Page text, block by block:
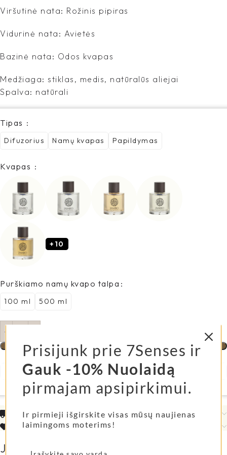
Viršutinė nata: Rožinis pipiras
Vidurinė nata: Avietės
Bazinė nata: Odos kvapas
Medžiaga: stiklas, medis, natūralūs aliejai
Spalva: natūrali
Tipas
Difuzorius Namų kvapas Papildymas
Kvapas
+10
Purškiamo namų kvapo talpa
100 ml 500 ml
Į Krepšelį
Pristatymo informacija
Mūsų mylimų klienčių atsiliepimai
Jums taip pat gali patikti...
Prisijunk prie 7Senses ir
Gauk -10% Nuolaidą
pirmajam apsipirkimui.
Ir pirmieji išgirskite visas mūsų naujienas
laimingoms moterims!